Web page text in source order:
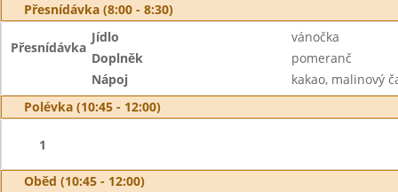
Přesnídávka (8:00 - 8:30)
Přesnídávka
Jídlo
vánočka
Doplněk
pomeranč
Nápoj
kakao, malinový
Polévka (10:45 - 12:00)
1
Oběd (10:45 - 12:00)